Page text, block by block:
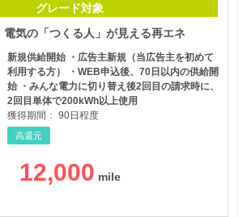
グレード対象
電気の「つくる人」が見える再エネ
新規供給開始 ・広告主新規（当広告主を初めて
利用する方） ・WEB申込後、70日以内の供給開
始 ・みんな電力に切り替え後2回目の請求時に、
2回目単体で200kWh以上使用
獲得期間： 90日程度
高還元
12,000